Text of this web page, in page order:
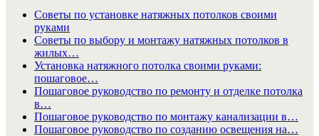
Советы по установке натяжных потолков своими
руками
Советы по выбору и монтажу натяжных потолков в
жилых…
Установка натяжного потолка своими руками:
пошаговое…
Пошаговое руководство по ремонту и отделке потолка
в…
Пошаговое руководство по монтажу канализации в…
Пошаговое руководство по созданию освещения на…